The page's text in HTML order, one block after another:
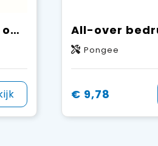
All-over bedrukte opvouwbare stormparaplu met automatische open- en sluitfunctie
Pongee
€ 9,78